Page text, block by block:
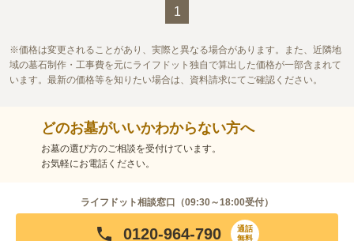
1
価格は変更されることがあり、実際と異なる場合があります。また、近隣地
域の墓石制作・工事費を元にライフドット独自で算出した価格が一部含まれて
います。最新の価格等を知りたい場合は、資料請求にてご確認ください。
どのお墓がいいかわからない方へ
お墓の選び方のご相談を受付けています。
お気軽にお電話ください。
ライフドット相談窓口（09:30～18:00受付）
0120-964-790
通話
無料